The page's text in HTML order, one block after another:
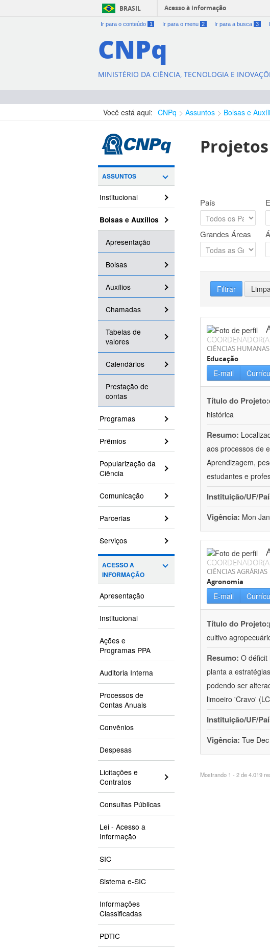
BRASIL Acesso à informação
Ir para o conteúdo 1 Ir para o menu 2 Ir para a busca 3
CNPq
MINISTÉRIO DA CIÊNCIA, TECNOLOGIA E
Você está aqui: CNPq Assuntos Bolsas e
ASSUNTOS
Institucional
Bolsas e Auxílios
Apresentação
Bolsas
Auxílios
Chamadas
Tabelas de
valores
Calendários
Prestação de
contas
Programas
Prêmios
Popularização da
Ciência
Comunicação
Parcerias
Serviços
ACESSO À
INFORMAÇÃO
Apresentação
Institucional
Ações e
Programas PPA
Auditoria Interna
Processos de
Contas Anuais
Convênios
Despesas
Licitações e
Contratos
Consultas Públicas
Lei - Acesso a
Informação
SIC
Sistema e-SIC
Informações
Classificadas
PDTIC
País
Grandes Áreas
Filtrar
CIÊNCIAS HUMANAS
Educação
E-mail
Título do Projeto:
histórica
Resumo:
aos processos de
Aprendizagem,
estudantes e
Instituição/UF/
Vigência: Mon
CIÊNCIAS AGRÁRIAS
Agronomia
E-mail
Título do Projeto:
cultivo
Resumo: O déficit
planta a
podendo ser
limoeiro 'Cravo'
Instituição/UF/
Vigência: Tue
Mostrando 1 - 2 de 4.019